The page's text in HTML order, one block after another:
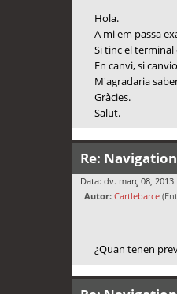
Hola.
A mi em passa
Si tinc el
En canvi, si
M'agradaria
Gràcies.
Salut.
Re:
Data: dv. març 08, 2013
Autor: Cartlebarce
¿Quan tenen